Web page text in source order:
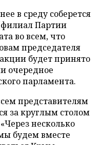
в среду соберется
Партии
во всем, что
председателя
будет принято
очередное
парламента.
представителям
за круглым столом
несколько
будем вместе